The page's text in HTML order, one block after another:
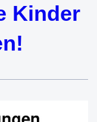
Kinder